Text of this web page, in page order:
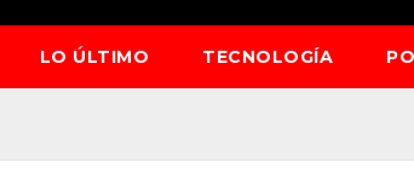
LO ÚLTIMO TECNOLOGÍA